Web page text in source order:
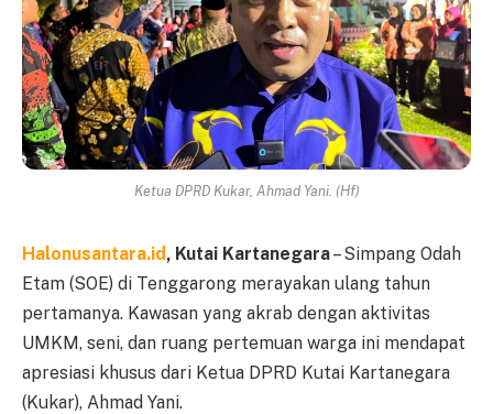
Ketua DPRD Kukar, Ahmad Yani. (Hf)
Halonusantara.id, Kutai Kartanegara– Simpang Odah
Etam (SOE) di Tenggarong merayakan ulang tahun
pertamanya. Kawasan yang akrab dengan aktivitas
UMKM, seni, dan ruang pertemuan warga ini mendapat
apresiasi khusus dari Ketua DPRD Kutai Kartanegara
(Kukar), Ahmad Yani.